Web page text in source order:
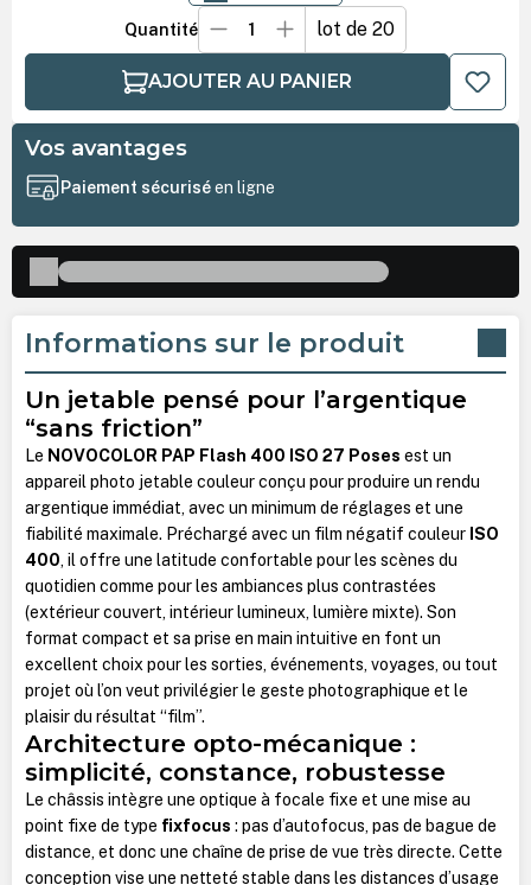
Quantité lot de 20
AJOUTER AU PANIER
Vos avantages
Paiement sécuriséen ligne
Informations sur le produit
Un jetable pensé pour l’argentique
“sans friction”
Le NOVOCOLOR PAP Flash 400 ISO 27 Poses est un
appareil photo jetable couleur conçu pour produire un rendu
argentique immédiat, avec un minimum de réglages et une
fiabilité maximale. Préchargé avec un film négatif couleur ISO
400, il offre une latitude confortable pour les scènes du
quotidien comme pour les ambiances plus contrastées
(extérieur couvert, intérieur lumineux, lumière mixte). Son
format compact et sa prise en main intuitive en font un
excellent choix pour les sorties, événements, voyages, ou tout
projet où l’on veut privilégier le geste photographique et le
plaisir du résultat “film”.
Architecture opto-mécanique :
simplicité, constance, robustesse
Le châssis intègre une optique à focale fixe et une mise au
point fixe de type fixfocus : pas d’autofocus, pas de bague de
distance, et donc une chaîne de prise de vue très directe. Cette
conception vise une netteté stable dans les distances d’usage